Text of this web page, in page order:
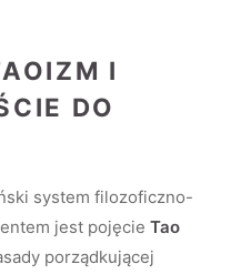
I
DO
system filozoficzno-
jest pojęcieTao
porządkującej